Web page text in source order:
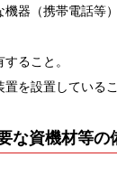
機器（携帯電話等
ること。
を設置しているこ
な資機材等の